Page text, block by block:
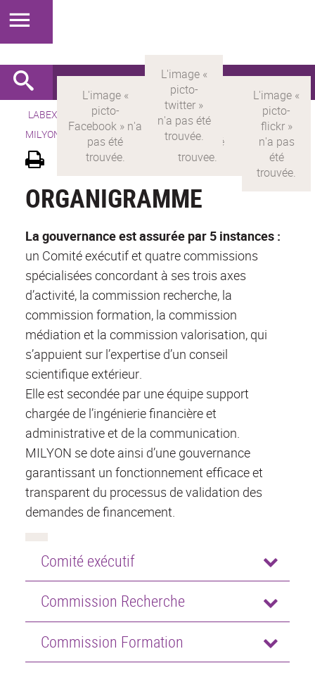
LABEX > LABEX MILYON Version française
MILYON > Gouvernance et organisation
ORGANIGRAMME
La gouvernance est assurée par 5 instances :
un Comité exécutif et quatre commissions
spécialisées concordant à ses trois axes
d’activité, la commission recherche, la
commission formation, la commission
médiation et la commission valorisation, qui
s’appuient sur l’expertise d’un conseil
scientifique extérieur.
Elle est secondée par une équipe support
chargée de l’ingénierie financière et
administrative et de la communication.
MILYON se dote ainsi d’une gouvernance
garantissant un fonctionnement efficace et
transparent du processus de validation des
demandes de financement.
Comité exécutif
Commission Recherche
Commission Formation